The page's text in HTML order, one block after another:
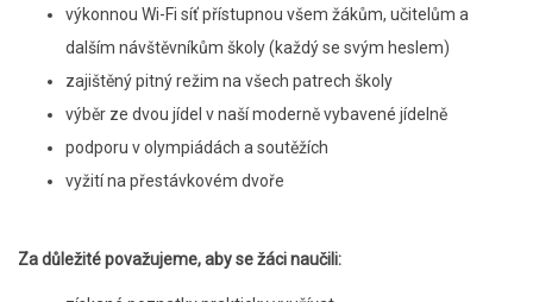
výkonnou Wi-Fi síť přístupnou všem žákům, učitelům a
dalším návštěvníkům školy (každý se svým heslem)
zajištěný pitný režim na všech patrech školy
výběr ze dvou jídel v naší moderně vybavené jídelně
podporu v olympiádách a soutěžích
vyžití na přestávkovém dvoře
Za důležité považujeme, aby se žáci naučili: